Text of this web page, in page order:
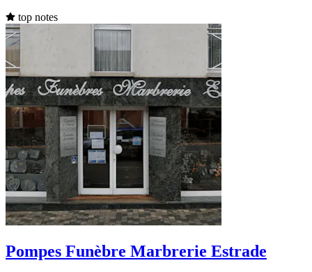
top notes
Pompes Funèbre Marbrerie Estrade